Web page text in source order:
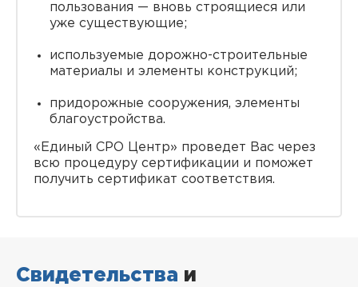
пользования — вновь строящиеся или
уже существующие;
используемые дорожно-строительные
материалы и элементы конструкций;
придорожные сооружения, элементы
благоустройства.
«Единый СРО Центр» проведет Вас через
всю процедуру сертификации и поможет
получить сертификат соответствия.
Свидетельства и